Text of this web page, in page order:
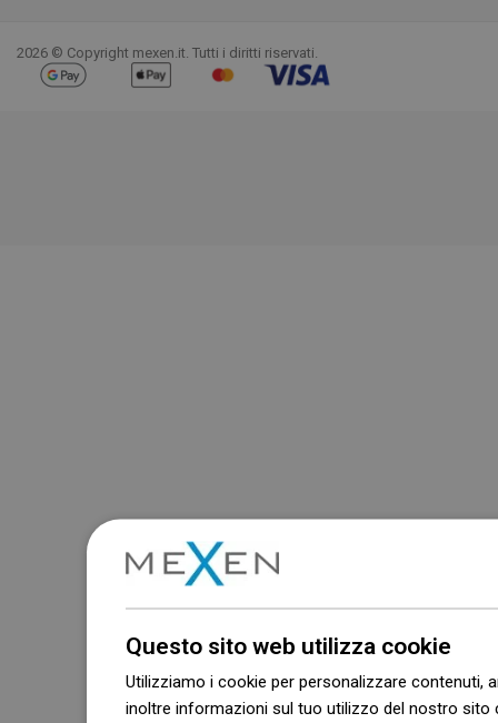
2026 © Copyright mexen.it. Tutti i diritti riservati.
Questo sito web utilizza cookie
Utilizziamo i cookie per personalizzare contenuti,
inoltre informazioni sul tuo utilizzo del nostro sito